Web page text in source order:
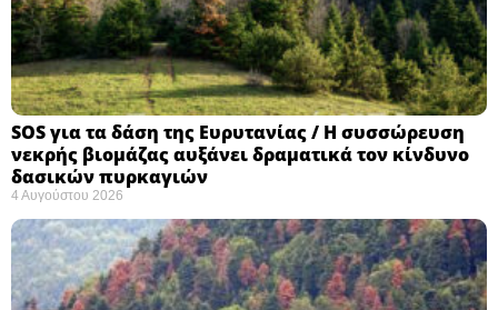
SOS για τα δάση της Ευρυτανίας / Η συσσώρευση
νεκρής βιομάζας αυξάνει δραματικά τον κίνδυνο
δασικών πυρκαγιών
4 Αυγούστου 2026